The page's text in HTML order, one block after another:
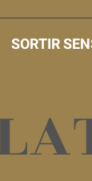
SORTIR